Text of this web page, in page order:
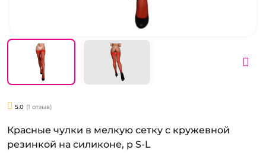
5.0 (1 отзыв)
Красные чулки в мелкую сетку с кружевной
резинкой на силиконе, р S-L